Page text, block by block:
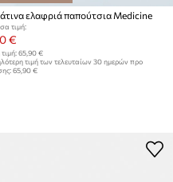
ελαφριά παπούτσια Medicine
τιμή:
€
65,90 €
τιμή των τελευταίων 30 ημερών προ
65,90 €